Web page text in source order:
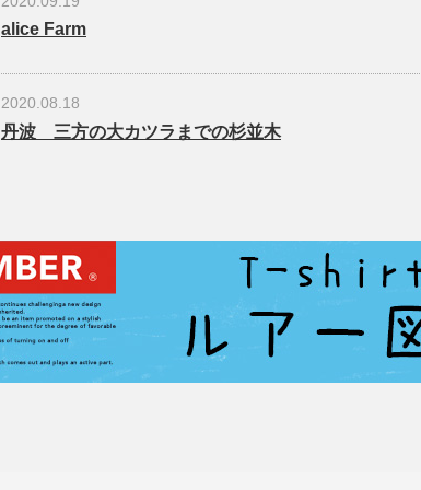
alice Farm
2020.08.18
丹波 三方の大カツラまでの杉並木